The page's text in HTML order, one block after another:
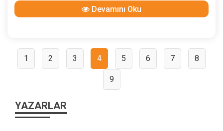
Trafik Sigorta-sı’ndan istenebileceğine ilişkin düzenlemenin,
92’inci maddeye 6704 sayılı Torba Yasa ile eklenen (g,h,i)
Devamını Oku
1 2 3 4 5 6 7 8
9
YAZARLAR